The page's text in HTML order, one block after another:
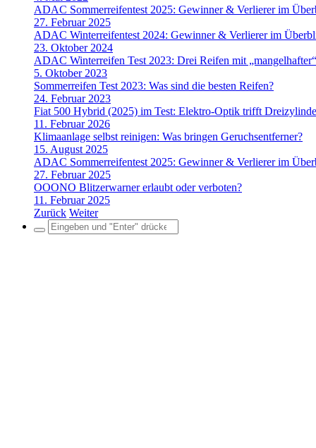
ADAC Sommerreifentest 2025: Gewinner & Verlierer im
27. Februar 2025
ADAC Winterreifentest 2024: Gewinner & Verlierer im
23. Oktober 2024
ADAC Winterreifen Test 2023: Drei Reifen mit
5. Oktober 2023
Sommerreifen Test 2023: Was sind die besten Reifen?
24. Februar 2023
Fiat 500 Hybrid (2025) im Test: Elektro-Optik trifft
11. Februar 2026
Klimaanlage selbst reinigen: Was bringen Geruchsentferner?
15. August 2025
ADAC Sommerreifentest 2025: Gewinner & Verlierer im
27. Februar 2025
OOONO Blitzerwarner erlaubt oder verboten?
11. Februar 2025
Zurück Weiter
Search
for: